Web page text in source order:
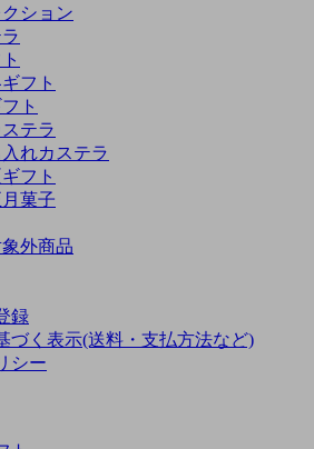
ション
フト
ト
テラ
れカステラ
フト
菓子
外商品
録
づく表示(送料・支払方法など)
シー